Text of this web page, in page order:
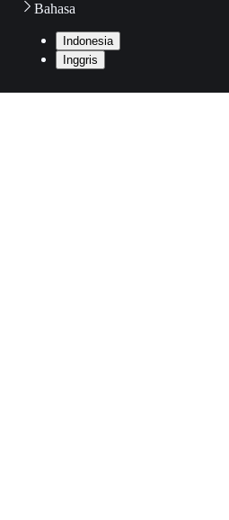
Bahasa
Indonesia
Inggris